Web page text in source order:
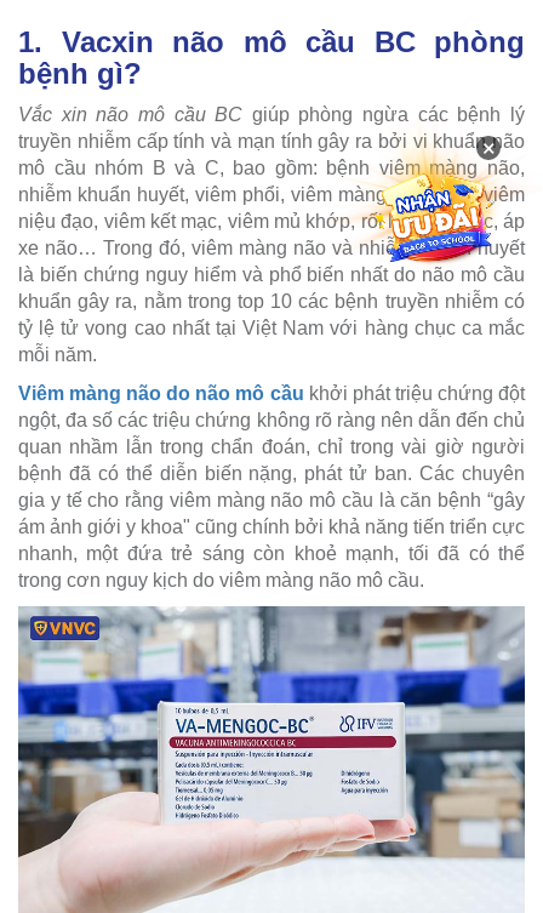
1. Vacxin não mô cầu BC phòng
bệnh gì?
Vắc xin não mô cầu BC giúp phòng ngừa các bệnh lý
truyền nhiễm cấp tính và mạn tính gây ra bởi vi khuẩn não
mô cầu nhóm B và C, bao gồm: bệnh viêm màng não,
nhiễm khuẩn huyết, viêm phổi, viêm màng ngoài tim, viêm
niệu đạo, viêm kết mạc, viêm mủ khớp, rối loạn thị giác, áp
xe não… Trong đó, viêm màng não và nhiễm khuẩn huyết
là biến chứng nguy hiểm và phổ biến nhất do não mô cầu
khuẩn gây ra, nằm trong top 10 các bệnh truyền nhiễm có
tỷ lệ tử vong cao nhất tại Việt Nam với hàng chục ca mắc
mỗi năm.
Viêm màng não do não mô cầu khởi phát triệu chứng đột
ngột, đa số các triệu chứng không rõ ràng nên dẫn đến chủ
quan nhầm lẫn trong chẩn đoán, chỉ trong vài giờ người
bệnh đã có thể diễn biến nặng, phát tử ban. Các chuyên
gia y tế cho rằng viêm màng não mô cầu là căn bệnh “gây
ám ảnh giới y khoa" cũng chính bởi khả năng tiến triển cực
nhanh, một đứa trẻ sáng còn khoẻ mạnh, tối đã có thể
trong cơn nguy kịch do viêm màng não mô cầu.
×